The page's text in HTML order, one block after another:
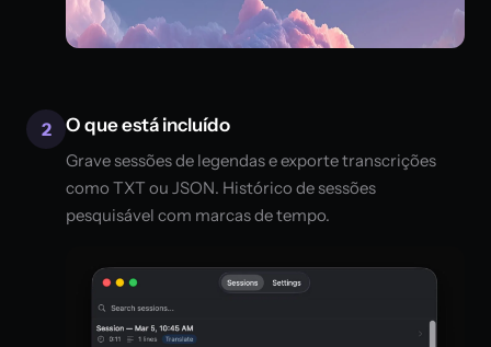
2 O que está incluído
Grave sessões de legendas e exporte transcrições
como TXT ou JSON. Histórico de sessões
pesquisável com marcas de tempo.